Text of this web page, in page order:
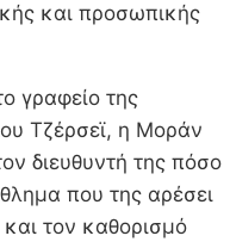
και προσωπικής
γραφείο της
Τζέρσεϊ, η Μοράν
διευθυντή της πόσο
που της αρέσει
τον καθορισμό